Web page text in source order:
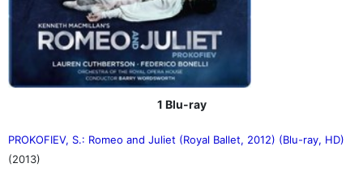
1 Blu-ray
PROKOFIEV, S.: Romeo and Juliet (Royal Ballet, 2012) (Blu-ray, HD)
(2013)